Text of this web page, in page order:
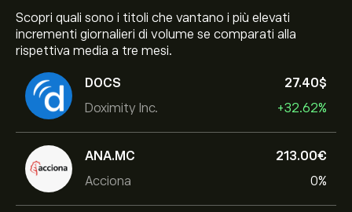
Scopri quali sono i titoli che vantano i più elevati
incrementi giornalieri di volume se comparati alla
rispettiva media a tre mesi.
DOCS
Doximity Inc.
27.40‎$‎
+32.62%
ANA.MC
Acciona
213.00‎€‎
0%